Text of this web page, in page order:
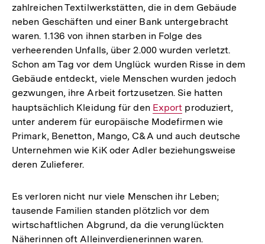
zahlreichen Textilwerkstätten, die in dem Gebäude
neben Geschäften und einer Bank untergebracht
waren. 1.136 von ihnen starben in Folge des
verheerenden Unfalls, über 2.000 wurden verletzt.
Schon am Tag vor dem Unglück wurden Risse in dem
Gebäude entdeckt, viele Menschen wurden jedoch
gezwungen, ihre Arbeit fortzusetzen. Sie hatten
hauptsächlich Kleidung für den Interner
Link:
Export produziert,
unter anderem für europäische Modefirmen wie
Primark, Benetton, Mango, C&A und auch deutsche
Unternehmen wie KiK oder Adler beziehungsweise
deren Zulieferer.
Es verloren nicht nur viele Menschen ihr Leben;
tausende Familien standen plötzlich vor dem
wirtschaftlichen Abgrund, da die verunglückten
Näherinnen oft Alleinverdienerinnen waren.